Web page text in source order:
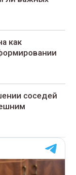
как
соседей